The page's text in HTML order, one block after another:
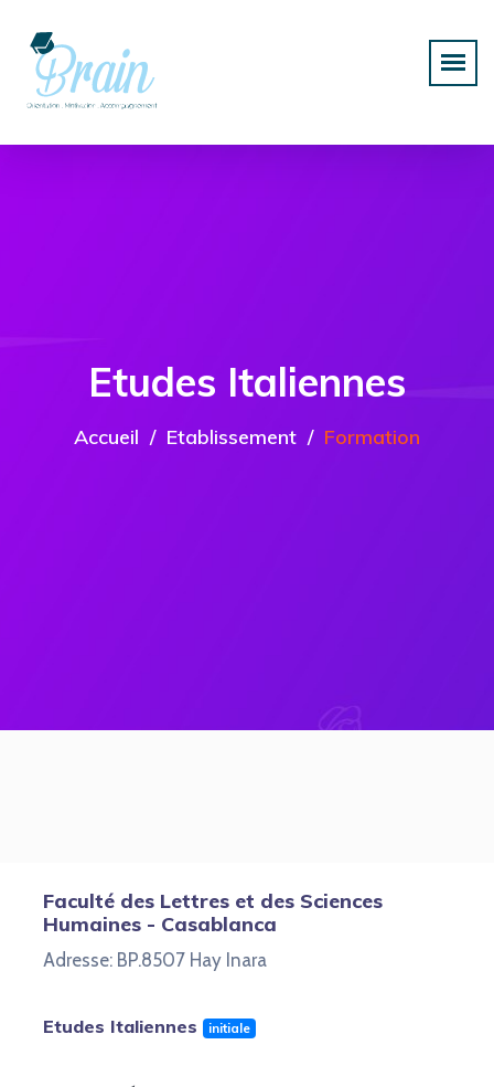
Etudes Italiennes
Accueil Etablissement Formation
Faculté des Lettres et des Sciences
Humaines - Casablanca
Adresse: BP.8507 Hay Inara
Etudes Italiennes initiale